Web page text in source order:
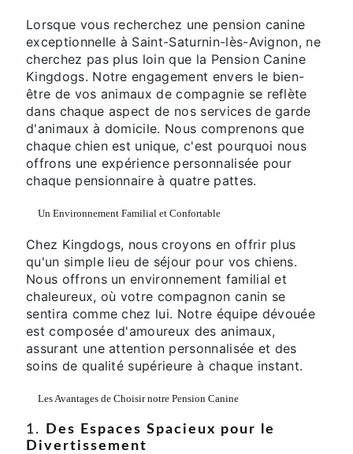
Lorsque vous recherchez une pension canine
exceptionnelle à Saint-Saturnin-lès-Avignon, ne
cherchez pas plus loin que la Pension Canine
Kingdogs. Notre engagement envers le bien-
être de vos animaux de compagnie se reflète
dans chaque aspect de nos services de garde
d'animaux à domicile. Nous comprenons que
chaque chien est unique, c'est pourquoi nous
offrons une expérience personnalisée pour
chaque pensionnaire à quatre pattes.
Un Environnement Familial et Confortable
Chez Kingdogs, nous croyons en offrir plus
qu'un simple lieu de séjour pour vos chiens.
Nous offrons un environnement familial et
chaleureux, où votre compagnon canin se
sentira comme chez lui. Notre équipe dévouée
est composée d'amoureux des animaux,
assurant une attention personnalisée et des
soins de qualité supérieure à chaque instant.
Les Avantages de Choisir notre Pension Canine
1.
Des Espaces Spacieux pour le
Divertissement